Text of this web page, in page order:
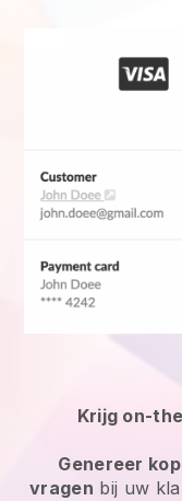
Krijg on-
Genereer
vragen bij uw